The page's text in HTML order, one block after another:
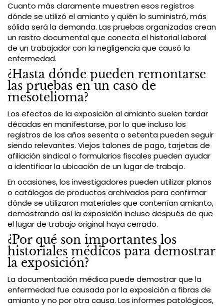
Cuanto más claramente muestren esos registros
dónde se utilizó el amianto y quién lo suministró, más
sólida será la demanda. Las pruebas organizadas crean
un rastro documental que conecta el historial laboral
de un trabajador con la negligencia que causó la
enfermedad.
¿Hasta dónde pueden remontarse
las pruebas en un caso de
mesotelioma?
Los efectos de la exposición al amianto suelen tardar
décadas en manifestarse, por lo que incluso los
registros de los años sesenta o setenta pueden seguir
siendo relevantes. Viejos talones de pago, tarjetas de
afiliación sindical o formularios fiscales pueden ayudar
a identificar la ubicación de un lugar de trabajo.
En ocasiones, los investigadores pueden utilizar planos
o catálogos de productos archivados para confirmar
dónde se utilizaron materiales que contenían amianto,
demostrando así la exposición incluso después de que
el lugar de trabajo original haya cerrado.
¿Por qué son importantes los
historiales médicos para demostrar
la exposición?
La documentación médica puede demostrar que la
enfermedad fue causada por la exposición a fibras de
amianto y no por otra causa. Los informes patológicos,